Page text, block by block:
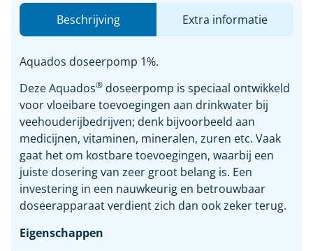
Beschrijving Extra informatie
Aquados doseerpomp 1%.
Deze Aquados® doseerpomp is speciaal ontwikkeld
voor vloeibare toevoegingen aan drinkwater bij
veehouderijbedrijven; denk bijvoorbeeld aan
medicijnen, vitaminen, mineralen, zuren etc. Vaak
gaat het om kostbare toevoegingen, waarbij een
juiste dosering van zeer groot belang is. Een
investering in een nauwkeurig en betrouwbaar
doseerapparaat verdient zich dan ook zeker terug.
Eigenschappen